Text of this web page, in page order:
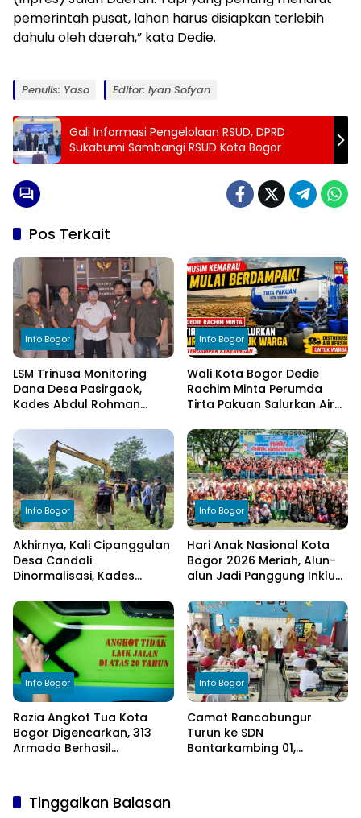
pemerintah pusat, lahan harus disiapkan terlebih
dahulu oleh daerah,” kata Dedie.
Penulis: Yaso Editor: Iyan Sofyan
Gali Informasi Pengelolaan RSUD, DPRD
Sukabumi Sambangi RSUD Kota Bogor
Pos Terkait
Info Bogor
LSM Trinusa Monitoring
Dana Desa Pasirgaok,
Kades Abdul Rohman
Transparansi Pengelolaan
Anggaran
Info Bogor
Wali Kota Bogor Dedie
Rachim Minta Perumda
Tirta Pakuan Salurkan Air
Terdampak Kekeringan
Info Bogor
Akhirnya, Kali Cipanggulan
Desa Candali
Dinormalisasi, Kades
kepada Bupati Bogor
Info Bogor
Hari Anak Nasional Kota
Bogor 2026 Meriah, Alun-
alun Jadi Panggung Inklusi
Info Bogor
Razia Angkot Tua Kota
Bogor Digencarkan, 313
Armada Berhasil
Info Bogor
Camat Rancabungur
Turun ke SDN
Bantarkambing 01,
Tinggalkan Balasan